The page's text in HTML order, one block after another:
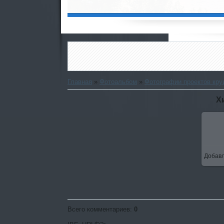
Главная » Фотоальбом » Фотографии проектов
Всего комментариев: 0